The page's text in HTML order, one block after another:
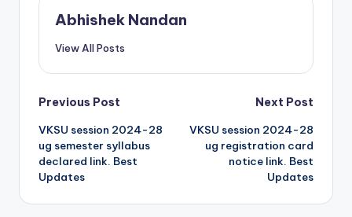
Abhishek Nandan
View All Posts
Previous Post
VKSU session 2024-28
ug semester syllabus
declared link. Best
Updates
Next Post
VKSU session 2024-28
ug registration card
notice link. Best
Updates